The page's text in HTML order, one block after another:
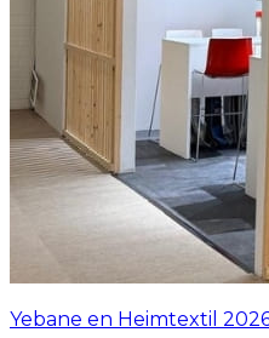
Yebane en Heimtextil